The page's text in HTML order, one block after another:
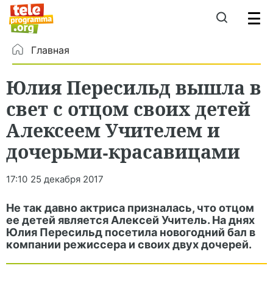
Главная
Юлия Пересильд вышла в
свет с отцом своих детей
Алексеем Учителем и
дочерьми-красавицами
17:10 25 декабря 2017
Не так давно актриса призналась, что отцом
ее детей является Алексей Учитель. На днях
Юлия Пересильд посетила новогодний бал в
компании режиссера и своих двух дочерей.